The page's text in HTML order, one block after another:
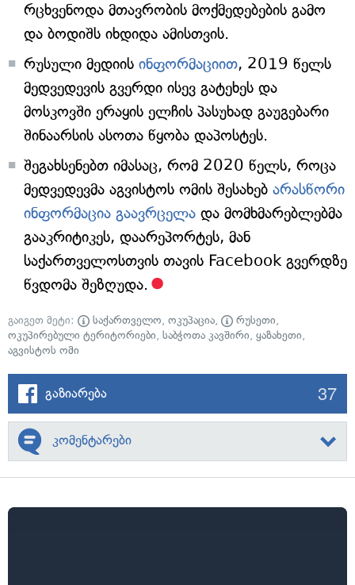
რცხვენოდა მთავრობის მოქმედებების გამო
და ბოდიშს იხდიდა ამისთვის.
რუსული მედიის ინფორმაციით, 2019 წელს
მედვედევის გვერდი ისევ გატეხეს და
მოსკოვში ერაყის ელჩის პასუხად გაუგებარი
შინაარსის ასოთა წყობა დაპოსტეს.
შეგახსენებთ იმასაც, რომ 2020 წელს, როცა
მედვედევმა აგვისტოს ომის შესახებ არასწორი
ინფორმაცია გაავრცელა და მომხმარებლებმა
გააკრიტიკეს, დაარეპორტეს, მან
საქართველოსთვის თავის Facebook გვერდზე
წვდომა შეზღუდა.
გაიგეთ მეტი: საქართველო, ოკუპაცია, რუსეთი,
ოკუპირებული ტერიტორიები, საბჭოთა კავშირი, ყაზახეთი,
აგვისტოს ომი
გაზიარება 37
კომენტარები